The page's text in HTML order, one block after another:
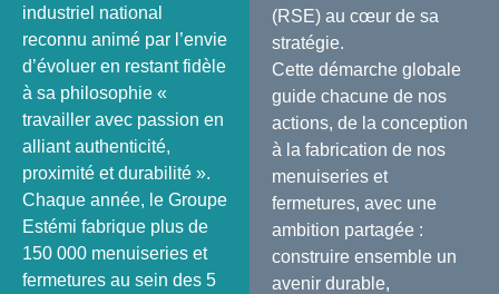
industriel national
reconnu animé par l’envie
d’évoluer en restant fidèle
à sa philosophie «
travailler avec passion en
alliant authenticité,
proximité et durabilité ».
Chaque année, le Groupe
Estémi fabrique plus de
150 000 menuiseries et
fermetures au sein des 5
(RSE) au cœur de sa
stratégie.
Cette démarche globale
guide chacune de nos
actions, de la conception
à la fabrication de nos
menuiseries et
fermetures, avec une
ambition partagée :
construire ensemble un
avenir durable,